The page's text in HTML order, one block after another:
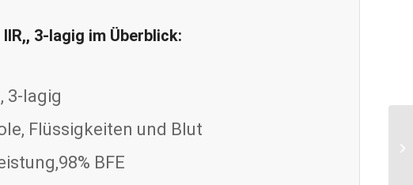
3-lagig im Überblick:
3-lagig
Flüssigkeiten und Blut
BFE